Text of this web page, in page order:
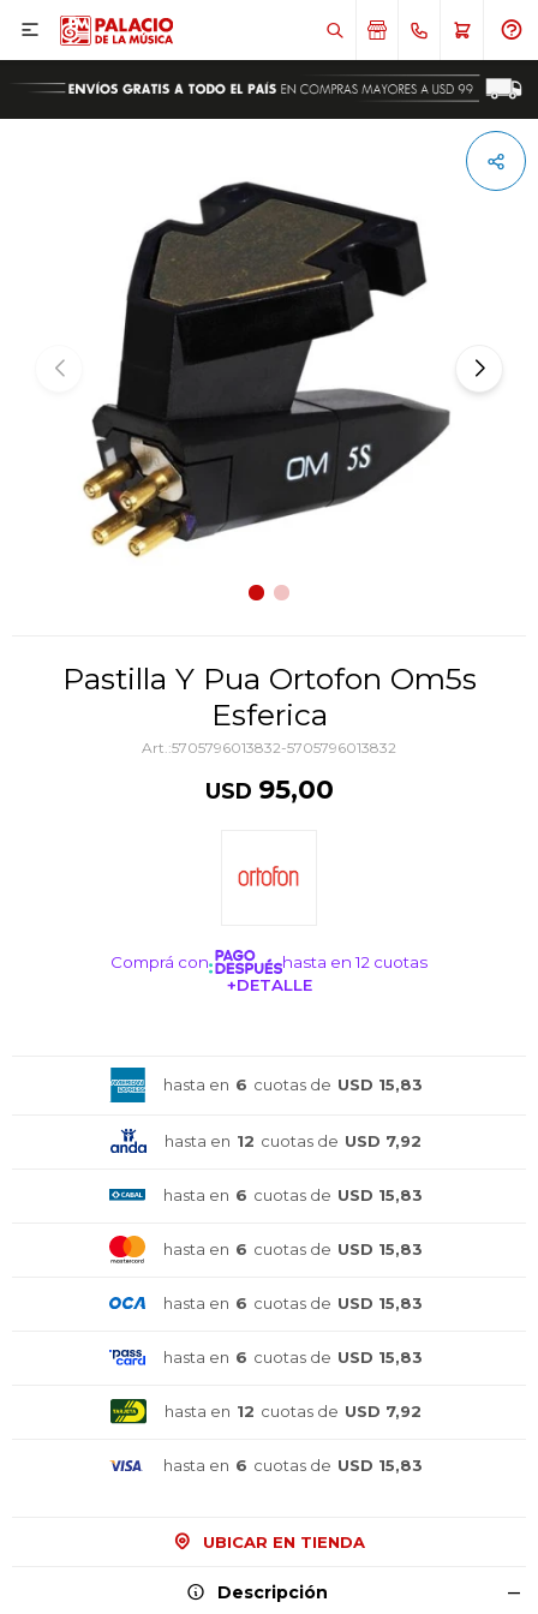

Pastilla Y Pua Ortofon Om5s
Esferica
5705796013832-5705796013832
USD 95,00
Comprá con
hasta en 12 cuotas
+DETALLE
hasta en 6 cuotas de USD 15,83
hasta en 12 cuotas de USD 7,92
hasta en 6 cuotas de USD 15,83
hasta en 6 cuotas de USD 15,83
hasta en 6 cuotas de USD 15,83
hasta en 6 cuotas de USD 15,83
hasta en 12 cuotas de USD 7,92
hasta en 6 cuotas de USD 15,83
UBICAR EN TIENDA
Descripción
comprar!
12 cuotas * ¡Solo con tu cédula!
comprar!
12 cuotas * ¡Solo con tu cédula!
comprar!
12 cuotas * ¡Solo con tu cédula!